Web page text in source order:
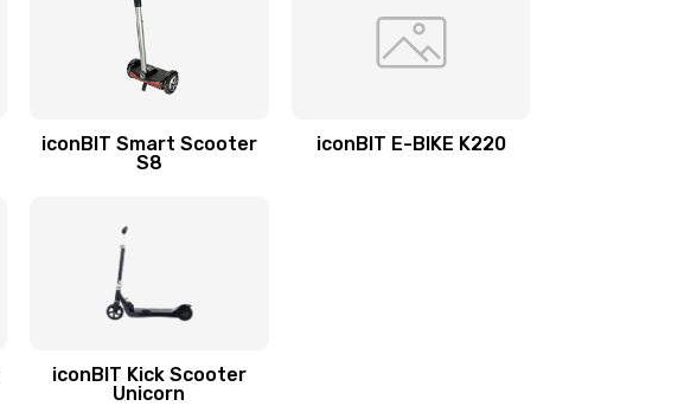
iconBIT Smart Scooter
S8
iconBIT E-BIKE K220
iconBIT Kick Scooter
Unicorn